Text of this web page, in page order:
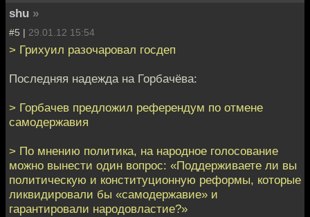
shu »
#5 | 29.01.12 15:54
> Грихуил разочаровал госдеп
Последняя надежда на Горбачёва:
> Горбачев предложил референдум по отмене
самодержавия
> По мнению политика, на народное голосование
можно вынести один вопрос: «Поддерживаете ли вы
политическую и конституционную реформы, которые
ликвидировали бы «самодержавие» и
гарантировали народовластие?»